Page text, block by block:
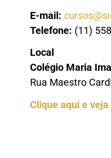
E-mail:
Telefone: (11)
Local
Colégio Maria
Rua Maestro
Clique aqui e